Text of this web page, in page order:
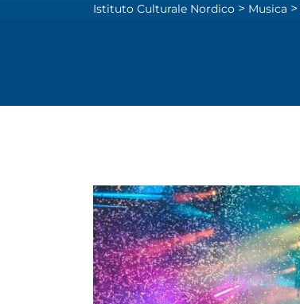
Istituto Culturale Nordico > Musica >